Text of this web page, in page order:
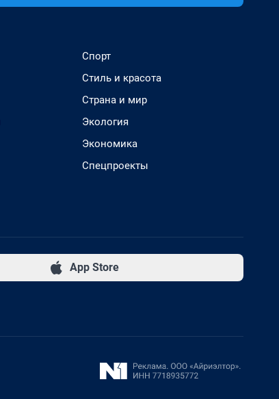
Спорт
Стиль и красота
Страна и мир
Экология
Экономика
Спецпроекты
App Store